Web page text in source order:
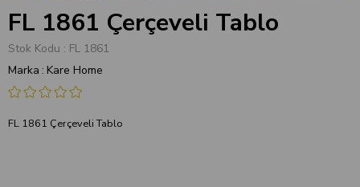
FL 1861 Çerçeveli Tablo
Stok Kodu
FL 1861
Marka : Kare Home
FL 1861 Çerçeveli Tablo